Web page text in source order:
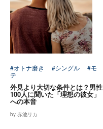
#オトナ磨き #シングル
#モ
テ
外見より大切な条件とは？男性
100人に聞いた「理想の彼女」
への本音
by 赤池リカ